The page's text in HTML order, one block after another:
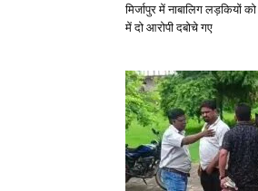
मिर्जापुर में नाबालिग लड़कियों
में दो आरोपी दबोचे गए